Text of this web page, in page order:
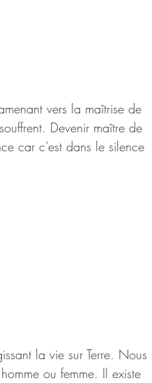
vers la maîtrise de
Devenir maître de
car c’est dans le silence
la vie sur Terre. Nous
ou femme. Il existe